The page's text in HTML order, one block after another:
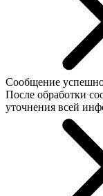
Сообщение
После обработки
уточнения всей